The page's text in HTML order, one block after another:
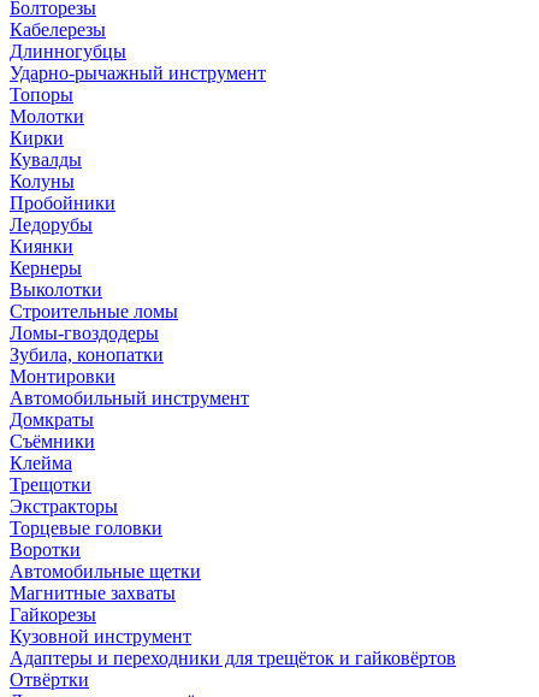
Болторезы
Кабелерезы
Длинногубцы
Ударно-рычажный инструмент
Топоры
Молотки
Кирки
Кувалды
Колуны
Пробойники
Ледорубы
Киянки
Кернеры
Выколотки
Строительные ломы
Ломы-гвоздодеры
Зубила, конопатки
Монтировки
Автомобильный инструмент
Домкраты
Съёмники
Клейма
Трещотки
Экстракторы
Торцевые головки
Воротки
Автомобильные щетки
Магнитные захваты
Гайкорезы
Кузовной инструмент
Адаптеры и переходники для трещёток и гайковёртов
Отвёртки